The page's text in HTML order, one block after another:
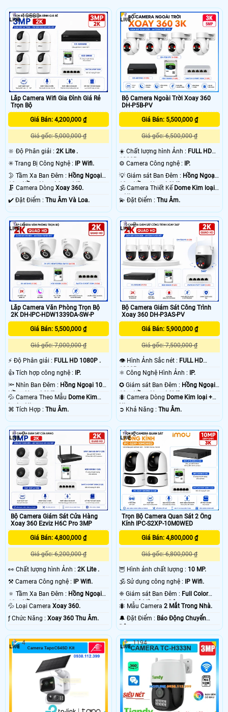
Công Ty Lắp Camera Cửa Hàng An Thành Phát
Hầu hết đối với mỗi cửa hàng hiện nay đều có sự góp mặt của camera quan
sát với nhiều ưu điểm cũng như tiện ích mà chúng mang lại cho người dùng.
Giúp bạn kiểm soát mọi hoạt động bán hàng dễ dàng thông qua những hình
ảnh mà camera cửa hàng ghi lại được. Bạn hoàn toàn có thể xem từ xa qua
điện thoại, máy tính bất kỳ khi nào, bất cứ nơi đâu, chỉ cần có mạng internet.
Dưới đây là các sản phẩm camera giám sát cửa hàng chất lượng đang được
bán chạy tại An Thành Phát
'
Lắp Camera Wifi Gia Đình Giá Rẻ
Trọn Bộ
Giá Bán: 4,200,000 ₫
Giá gốc: 5,000,000 ₫
🔆 Độ Phân giải : 2K Lite .
✳️ Trang Bị Công Nghệ :
IP Wifi.
🌛 Tầm Xa Ban Đêm : Hồng Ngoại
10m Hồng Ngoại Smart IR.
🗜️ Camera Dòng Xoay 360.
️✔️ Đặt Điểm : Thu Âm Và Loa.
19580
Bộ Camera Ngoài Trời Xoay 360
DH-P5B-PV
Giá Bán: 5,500,000 ₫
Giá gốc: 6,500,000 ₫
☀️ Chất lượng hình Ảnh : FULL HD
1080P .
⚙ Camera Công nghệ :
IP.
💡 Giám sát Ban Đêm : Hồng Ngoại
10m Hồng Ngoại SMD.
🕉️ Camera Thiết Kế Dome Kim loại
+ Nhựa.
️💫 Đặt Điểm :Thu Âm.
5
Lắp Camera Văn Phòng Trọn Bộ
2K DH-IPC-HDW1339DA-SW-P
Giá Bán: 5,500,000 ₫
Giá gốc: 7,000,000 ₫
️⚡ Độ Phân giải : FULL HD 1080P .
👍 Tích hợp công nghệ : IP.
🔦 Nhìn Ban Đêm : Hồng Ngoại 10m
Hồng Ngoại SMD.
💦 Camera Theo Mẫu Dome Kim
loại + Nhựa. ️⌘ Tích Hợp : Thu Âm.
4
Bộ Camera Giám Sát Công Trình
Xoay 360 DH-P3AS-PV
Giá Bán: 5,900,000 ₫
Giá gốc: 7,500,000 ₫
👁 Hình Ảnh Sắc nét : FULL HD
1080P .
⚛️ Công Nghệ Hình Ảnh : IP.
✪ Giám sát Ban Đêm : Hồng Ngoại
10m Hồng Ngoại SMD.
🐜 Camera Dòng Dome Kim loại +
Nhựa.
️➲ Khả Năng :Thu Âm.
2
Bộ Camera Giám Sát Cửa Hàng
Xoay 360 Ezviz H6C Pro 3MP
Giá Bán: 4,800,000 ₫
Giá gốc: 6,200,000 ₫
️👀 Chất lượng hình Ảnh : 2K Lite .
⚒ Camera Công nghệ :
IP Wifi.
🔅 Tầm Xa Ban Đêm : Hồng Ngoại
10m Hồng Ngoại Smart IR.
💦 Loại Camera Xoay 360.
️ƒ Chức Năng : Xoay 360 Thu Âm.
2
Trọn Bộ Camera Quan Sát 2 Ống
Kính IPC-S2XP-10M0WED
Giá Bán: 4,800,000 ₫
Giá gốc: 6,800,000 ₫
🦉 Hình ảnh chất lượng : 10 MP.
🕉️ Sử dụng công nghệ :
IP Wifi.
❈ Giám sát Ban Đêm : Full Color
20m Có Màu Ban Ðêm.
🐜 Mẫu Camera2 Mắt Trong Nhà.
️🔔 Đặt Điểm : Báo Động Chuyển
2
4 1194